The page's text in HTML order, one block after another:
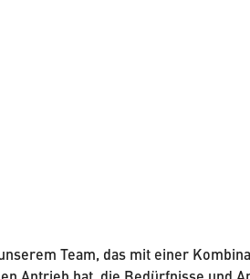
Team, das mit einer